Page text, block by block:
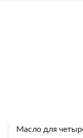
Масло для